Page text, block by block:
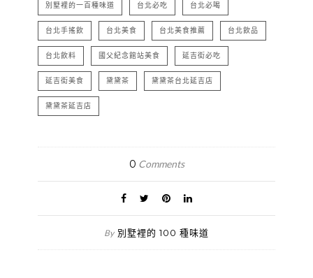
別墅裡的一百種味道 台北必吃 台北必喝
台北手搖飲 台北美食 台北美食推薦 台北飲品
台北飲料 國父紀念館站美食 延吉街必吃
延吉街美食 黛黛茶 黛黛茶台北延吉店
黛黛茶延吉店
0 Comments
By 別墅裡的 100 種味道